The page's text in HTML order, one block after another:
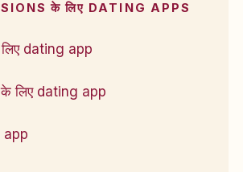
के लिए DATING APPS
dating app
लिए dating app
app